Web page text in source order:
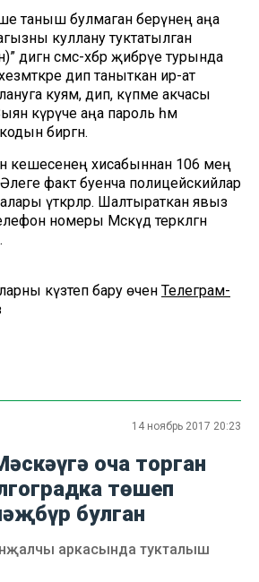
таныш булмаган берәүнең аңа
куллану туктатылган
дигән смс-хәбәр җибәрүе турында
дип таныткан ир-ат
куям, дип, күпме акчасы
күрүче аңа пароль һәм
биргән.
кешесенең хисабыннан 106 мең
факт буенча полицейскийлар
үткәрәләр. Шалтыраткан явыз
номеры Мәскәүдә теркәлгән
күзәтеп бару өчен Телеграм-
14 ноябрь 2017 20:23
оча торган
төшеп
булган
аркасында тукталыш